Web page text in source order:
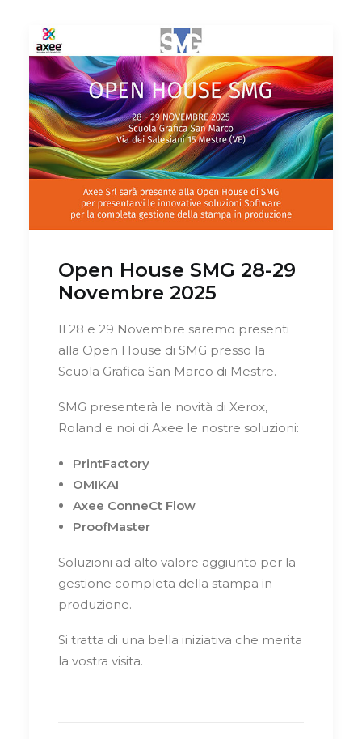
Open House SMG 28-29
Novembre 2025
Il 28 e 29 Novembre saremo presenti
alla Open House di SMG presso la
Scuola Grafica San Marco di Mestre.
SMG presenterà le novità di Xerox,
Roland e noi di Axee le nostre soluzioni:
PrintFactory
OMIKAI
Axee ConneCt Flow
ProofMaster
Soluzioni ad alto valore aggiunto per la
gestione completa della stampa in
produzione.
Si tratta di una bella iniziativa che merita
la vostra visita.